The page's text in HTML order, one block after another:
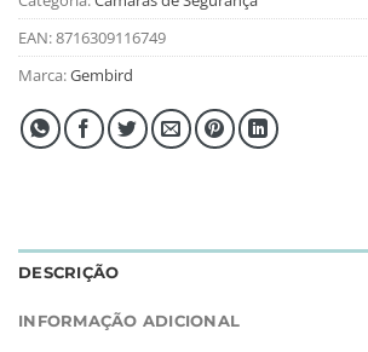
EAN:8716309116749
Marca:Gembird
DESCRIÇÃO
INFORMAÇÃO ADICIONAL